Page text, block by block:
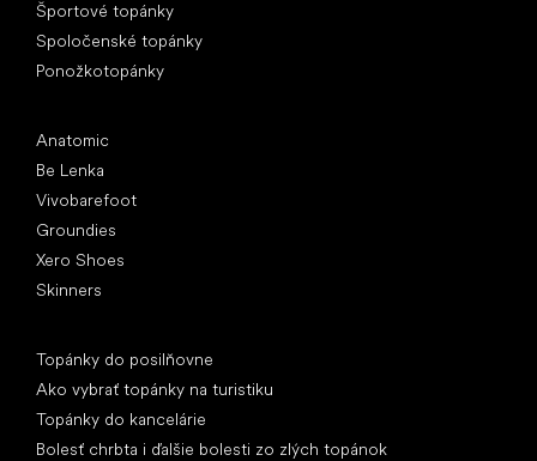
Športové topánky
Spoločenské topánky
Ponožkotopánky
Anatomic
Be Lenka
Vivobarefoot
Groundies
Xero Shoes
Skinners
Topánky do posilňovne
Ako vybrať topánky na turistiku
Topánky do kancelárie
Bolesť chrbta i ďalšie bolesti zo zlých topánok